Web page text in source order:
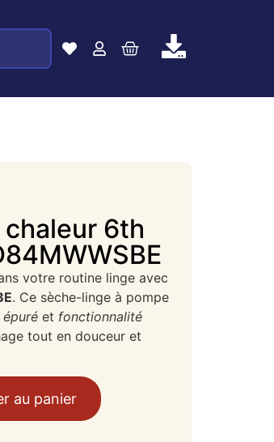
6th
votre routine linge avec
. Ce sèche-linge à pompe
et fonctionnalité
tout en douceur et
au panier